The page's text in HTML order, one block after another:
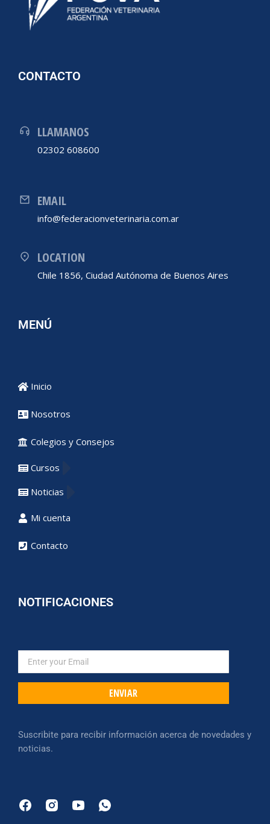
CONTACTO
LLAMANOS
02302 608600
EMAIL
info@federacionveterinaria.com.ar
LOCATION
Chile 1856, Ciudad Autónoma de Buenos Aires
MENÚ
Inicio
Nosotros
Colegios y Consejos
Cursos
Noticias
Mi cuenta
Contacto
NOTIFICACIONES
ENVIAR
Suscribite para recibir información acerca de novedades y
noticias.